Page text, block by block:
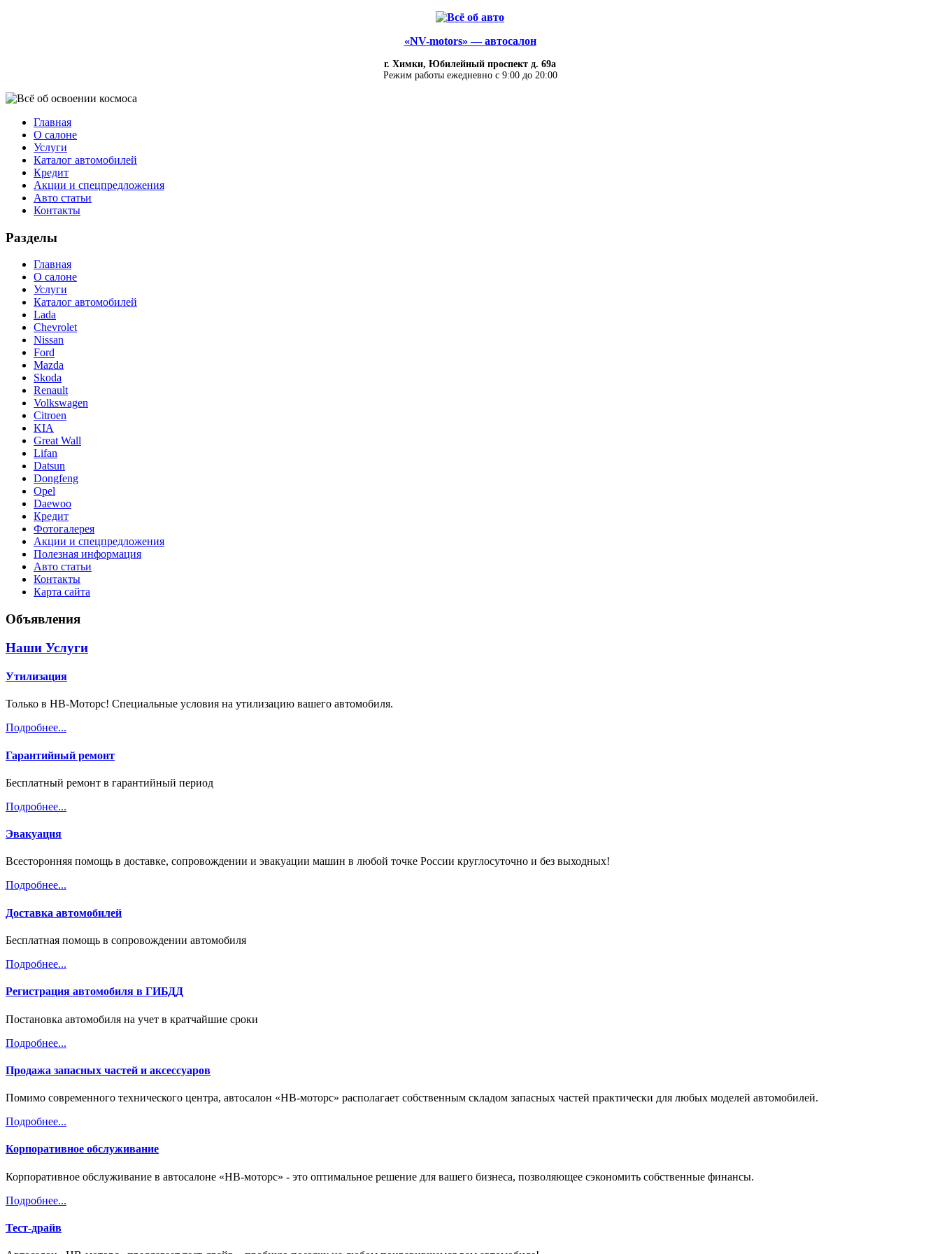
«NV-motors» — автосалон
г. Химки, Юбилейный проспект д. 69а
Режим работы ежедневно с 9:00 до 20:00
Главная
О салоне
Услуги
Каталог автомобилей
Кредит
Акции и спецпредложения
Авто статьи
Контакты
Разделы
Главная
О салоне
Услуги
Каталог автомобилей
Lada
Chevrolet
Nissan
Ford
Mazda
Skoda
Renault
Volkswagen
Citroen
KIA
Great Wall
Lifan
Datsun
Dongfeng
Opel
Daewoo
Кредит
Фотогалерея
Акции и спецпредложения
Полезная информация
Авто статьи
Контакты
Карта сайта
Объявления
Наши Услуги
Утилизация
Только в НВ-Моторс! Специальные условия на утилизацию вашего автомобиля.
Подробнее...
Гарантийный ремонт
Бесплатный ремонт в гарантийный период
Подробнее...
Эвакуация
Всесторонняя помощь в доставке, сопровождении и эвакуации машин в любой точке России круглосуточно и без выходных!
Подробнее...
Доставка автомобилей
Бесплатная помощь в сопровождении автомобиля
Подробнее...
Регистрация автомобиля в ГИБДД
Постановка автомобиля на учет в кратчайшие сроки
Подробнее...
Продажа запасных частей и аксессуаров
Помимо современного технического центра, автосалон «НВ-моторс» располагает собственным складом запасных частей практически для любых моделей автомобилей.
Подробнее...
Корпоративное обслуживание
Корпоративное обслуживание в автосалоне «НВ-моторс» - это оптимальное решение для вашего бизнеса, позволяющее сэкономить собственные финансы.
Подробнее...
Тест-драйв